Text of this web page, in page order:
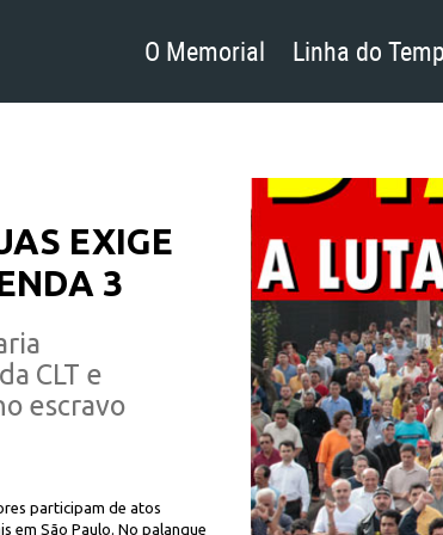
O Memorial Linha do
EXIGE
3
CLT e
escravo
participam de atos
em São Paulo. No palanque